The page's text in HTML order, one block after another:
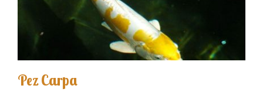
Pez Carpa